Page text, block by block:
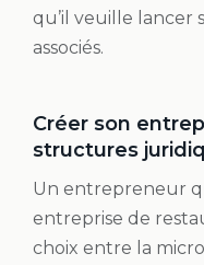
qu’il veuille lancer
associés.
Créer son
structures
Un entrepreneur
entreprise de
choix entre la